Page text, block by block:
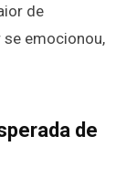
de
emocionou,
de